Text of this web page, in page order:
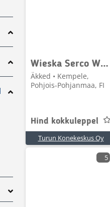
Wieska Serco W380R2 uusi Heti toimitukseen Kempeleestä
Äkked • Kempele,
Pohjois-Pohjanmaa, FI
Hind kokkuleppel
Turun Konekeskus Oy
5